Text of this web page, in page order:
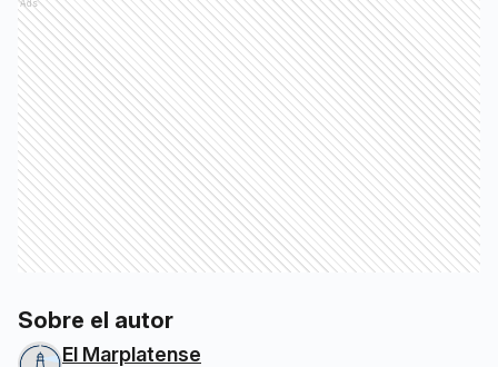
Ads
Sobre el autor
El Marplatense